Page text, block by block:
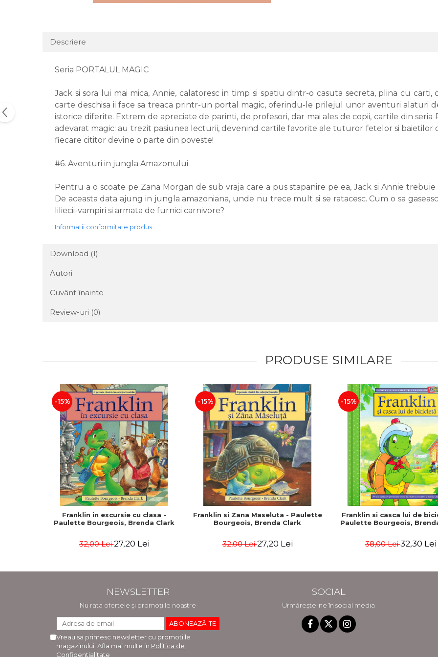
Descriere
Seria PORTALUL MAGIC
Jack si sora lui mai mica, Annie, calatoresc in timp si spatiu dintr-o casuta secreta, plina cu
carte deschisa ii face sa treaca printr-un portal magic, oferindu-le prilejul unor aventuri alaturi
istorice diferite. Extrem de apreciate de parinti, de profesori, dar mai ales de copii, cartile din
adevarat magic: au trezit pasiunea lecturii, devenind cartile favorite ale tuturor fetelor si baietilor
fiecare cititor devine o parte din poveste!
#6. Aventuri in jungla Amazonului
Pentru a o scoate pe Zana Morgan de sub vraja care a pus stapanire pe ea, Jack si Annie
De aceasta data ajung in jungla amazoniana, unde nu trece mult si se ratacesc. Cum o sa
liliecii-vampiri si armata de furnici carnivore?
Informatii conformitate produs
Download (1)
Autori
Cuvânt înainte
Review-uri (0)
PRODUSE SIMILARE
-15%
Franklin in excursie cu clasa -
Paulette Bourgeois, Brenda Clark
32,00 Lei27,20 Lei
-15%
Franklin si Zana Maseluta - Paulette
Bourgeois, Brenda Clark
32,00 Lei27,20 Lei
-15%
Franklin si casca lui de
Paulette Bourgeois,
38,00 Lei32,30 Lei
NEWSLETTER
Nu rata ofertele și promoțiile noastre
Vreau sa primesc newsletter cu promotiile
magazinului. Afla mai multe in Politica de
Confidentialitate
SOCIAL
Urmărește-ne în social media